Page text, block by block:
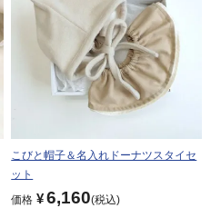
こびと帽子＆名入れドーナツスタイセ
ット
価格 ¥6,160 税込